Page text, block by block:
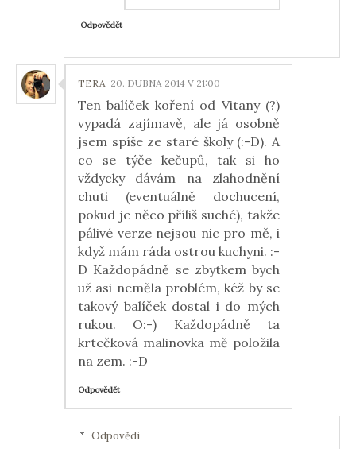
Odpovědět
TERA 20. DUBNA 2014 V 21:00
Ten balíček koření od Vitany (?)
vypadá zajímavě, ale já osobně
jsem spíše ze staré školy (:-D). A
co se týče kečupů, tak si ho
vždycky dávám na zlahodnění
chuti (eventuálně dochucení,
pokud je něco příliš suché), takže
pálivé verze nejsou nic pro mě, i
když mám ráda ostrou kuchyni. :-
D Každopádně se zbytkem bych
už asi neměla problém, kéž by se
takový balíček dostal i do mých
rukou. O:-) Každopádně ta
krtečková malinovka mě položila
na zem. :-D
Odpovědět
Odpovědi